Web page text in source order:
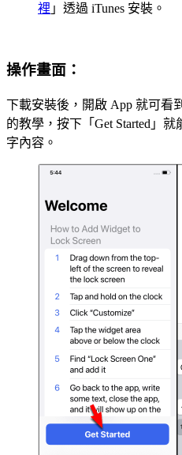
裡 」透過 iTunes 安裝。
操作畫面：
下載安裝後，開啟 App 就可看
的教學，按下「Get Started」
字內容。